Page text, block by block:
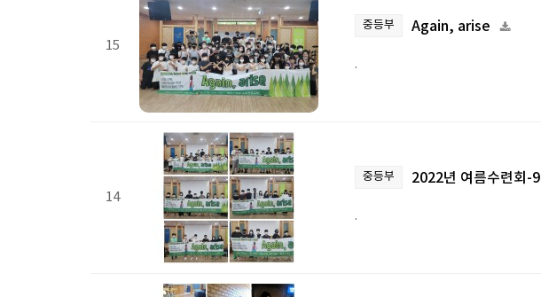
15
중등부 Again, arise
.
14
중등부 2022년 여름수련회-9
.